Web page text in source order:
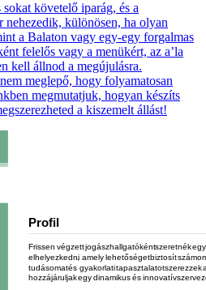
követelő iparág, és a
nehezedik, különösen, ha olyan
a Balaton vagy egy-egy forgalmas
felelős vagy a menükért, az a’la
kell állnod a megújulásra.
meglepő, hogy folyamatosan
megmutatjuk, hogyan készíts
a kiszemelt állást!